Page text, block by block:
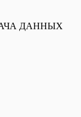
ДАННЫХ